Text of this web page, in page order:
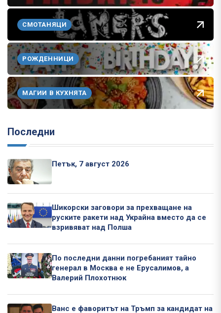
СМОТАНЯЦИ
РОЖДЕННИЦИ
МАГИИ В КУХНЯТА
Последни
Петък, 7 август 2026
Шикорски заговори за прехващане на
руските ракети над Украйна вместо да се
взривяват над Полша
По последни данни погребаният тайно
генерал в Москва е не Ерусалимов, а
Валерий Плохотнюк
Ванс е фаворитът на Тръмп за кандидат на